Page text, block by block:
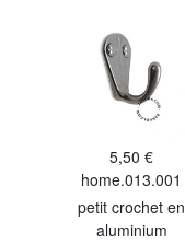
5,50 €
home.013.001
petit crochet en
aluminium